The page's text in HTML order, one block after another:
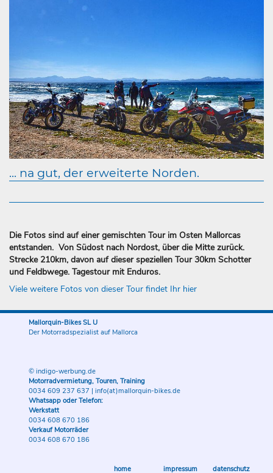
... na gut, der erweiterte Norden.
Die Fotos sind auf einer gemischten Tour im Osten Mallorcas
entstanden. Von Südost nach Nordost, über die Mitte zurück.
Strecke 210km, davon auf dieser speziellen Tour 30km Schotter
und Feldbwege. Tagestour mit Enduros.
Viele weitere Fotos von dieser Tour findet Ihr hier
Mallorquin-Bikes SL U
Der Motorradspezialist auf Mallorca
© indigo-werbung.de
Motorradvermietung, Touren, Training
0034 609 237 637 | info(at)mallorquin-bikes.de
Whatsapp oder Telefon:
Werkstatt
0034 608 670 186
Verkauf Motorräder
0034 608 670 186
home impressum datenschutz